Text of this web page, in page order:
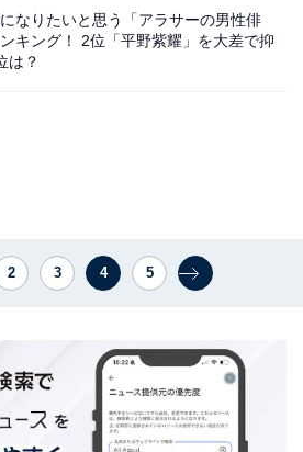
なりたいと思う「アラサーの男性俳
キング！ 2位「平野紫耀」を大差で抑
は？
2 3 4 5